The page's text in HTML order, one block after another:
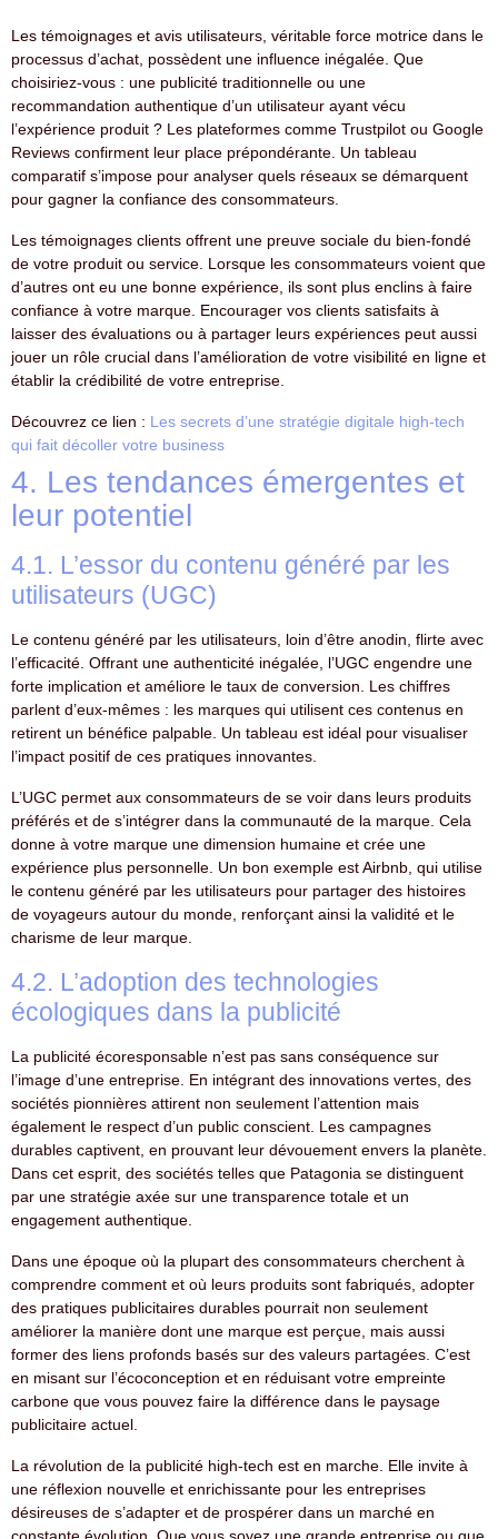
Les témoignages et avis utilisateurs, véritable force motrice dans le
processus d’achat, possèdent une influence inégalée. Que
choisiriez-vous : une publicité traditionnelle ou une
recommandation authentique d’un utilisateur ayant vécu
l’expérience produit ? Les plateformes comme Trustpilot ou Google
Reviews confirment leur place prépondérante. Un tableau
comparatif s’impose pour analyser quels réseaux se démarquent
pour gagner la confiance des consommateurs.
Les témoignages clients offrent une preuve sociale du bien-fondé
de votre produit ou service. Lorsque les consommateurs voient que
d’autres ont eu une bonne expérience, ils sont plus enclins à faire
confiance à votre marque. Encourager vos clients satisfaits à
laisser des évaluations ou à partager leurs expériences peut aussi
jouer un rôle crucial dans l’amélioration de votre visibilité en ligne et
établir la crédibilité de votre entreprise.
Découvrez ce lien : Les secrets d’une stratégie digitale high-tech
qui fait décoller votre business
4. Les tendances émergentes et
leur potentiel
4.1. L’essor du contenu généré par les
utilisateurs (UGC)
Le contenu généré par les utilisateurs, loin d’être anodin, flirte avec
l’efficacité. Offrant une authenticité inégalée, l’UGC engendre une
forte implication et améliore le taux de conversion. Les chiffres
parlent d’eux-mêmes : les marques qui utilisent ces contenus en
retirent un bénéfice palpable. Un tableau est idéal pour visualiser
l’impact positif de ces pratiques innovantes.
L’UGC permet aux consommateurs de se voir dans leurs produits
préférés et de s’intégrer dans la communauté de la marque. Cela
donne à votre marque une dimension humaine et crée une
expérience plus personnelle. Un bon exemple est Airbnb, qui utilise
le contenu généré par les utilisateurs pour partager des histoires
de voyageurs autour du monde, renforçant ainsi la validité et le
charisme de leur marque.
4.2. L’adoption des technologies
écologiques dans la publicité
La publicité écoresponsable n’est pas sans conséquence sur
l’image d’une entreprise. En intégrant des innovations vertes, des
sociétés pionnières attirent non seulement l’attention mais
également le respect d’un public conscient. Les campagnes
durables captivent, en prouvant leur dévouement envers la planète.
Dans cet esprit, des sociétés telles que Patagonia se distinguent
par une stratégie axée sur une transparence totale et un
engagement authentique.
Dans une époque où la plupart des consommateurs cherchent à
comprendre comment et où leurs produits sont fabriqués, adopter
des pratiques publicitaires durables pourrait non seulement
améliorer la manière dont une marque est perçue, mais aussi
former des liens profonds basés sur des valeurs partagées. C’est
en misant sur l’écoconception et en réduisant votre empreinte
carbone que vous pouvez faire la différence dans le paysage
publicitaire actuel.
La révolution de la publicité high-tech est en marche. Elle invite à
une réflexion nouvelle et enrichissante pour les entreprises
désireuses de s’adapter et de prospérer dans un marché en